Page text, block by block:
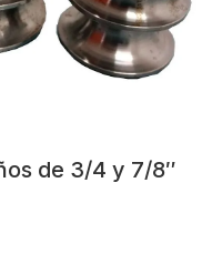
de 3/4 y 7/8″